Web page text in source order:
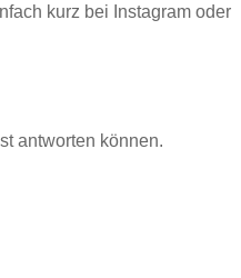
kurz bei Instagram oder
antworten können.